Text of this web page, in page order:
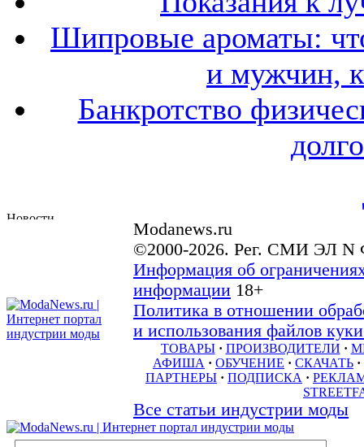
Шипровые ароматы:
и мужчин,
Банкротство
Modanews.ru
©2000-2026. Рег. СМИ ЭЛ N
Информация об
информации 18+
Политика в отношении
и использования файлов
ТОВАРЫ · ПРОИЗВОДИТЕЛИ ·
АФИША · ОБУЧЕНИЕ · СКАЧАТЬ ·
ПАРТНЕРЫ · ПОДПИСКА ·
Все статьи индустрии моды